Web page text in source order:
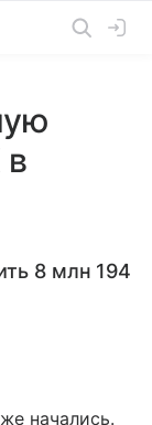
8 млн 194
начались.